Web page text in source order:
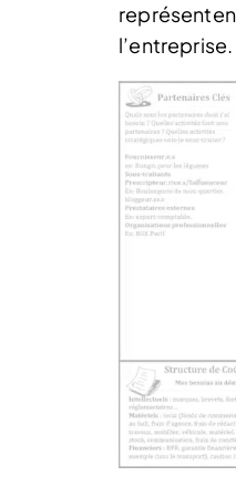
l’entreprise.